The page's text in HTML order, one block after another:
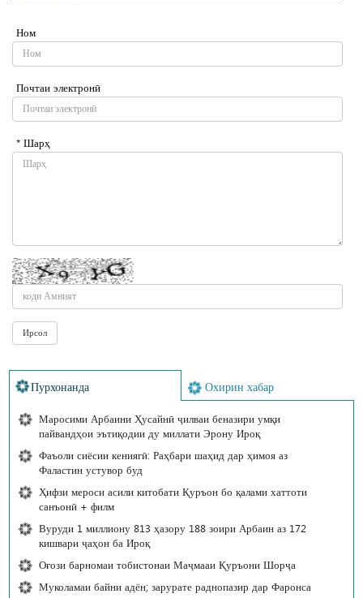
Ном
Почтаи электронӣ
* Шарҳ
Пурхонанда Охирин хабар
Маросими Арбаини Ҳусайнӣ ҷилваи беназири умқи
пайвандҳои эътиқодии ду миллати Эрону Ироқ
Фаъоли сиёсии кениягӣ: Раҳбари шаҳид дар ҳимоя аз
Фаластин устувор буд
Ҳифзи мероси асили китобати Қуръон бо қалами хаттоти
санъонӣ + филм
Вуруди 1 миллиону 813 ҳазору 188 зоири Арбаин аз 172
кишвари ҷаҳон ба Ироқ
Оғози барномаи тобистонаи Маҷмааи Қуръони Шорҷа
Муколамаи байни адён; зарурате раднопазир дар Фаронса